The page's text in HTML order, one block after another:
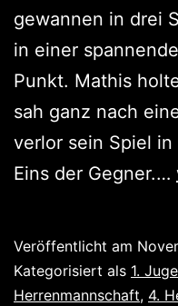
gewannen in drei
in einer
Punkt. Mathis
sah ganz nach
verlor sein Spiel
Eins der Gegner.…
Veröffentlicht am
Kategorisiert als 1.
Herrenmannschaft, 4.